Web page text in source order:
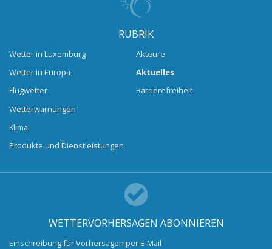
RUBRIK
Wetter in Luxemburg
Wetter in Europa
Flugwetter
Wetterwarnungen
Klima
Produkte und Dienstleistungen
Akteure
Aktuelles
Barrierefreiheit
WETTERVORHERSAGEN ABONNIEREN
Einschreibung für Vorhersagen per E-Mail